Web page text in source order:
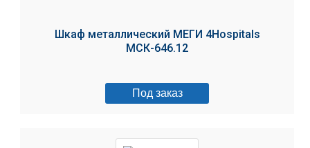
Шкаф металлический МЕГИ 4Hospitals
МСК-646.12
Под заказ